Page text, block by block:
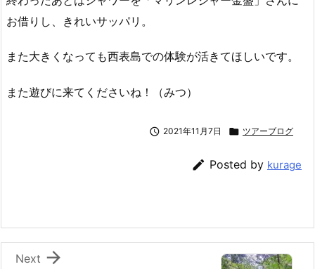
お借りし、きれいサッパリ。
また大きくなっても西表島での体験が活きてほしいです。
また遊びに来てくださいね！（みつ）
 2021年11月7日  ツアーブログ
 Posted by kurage

Next